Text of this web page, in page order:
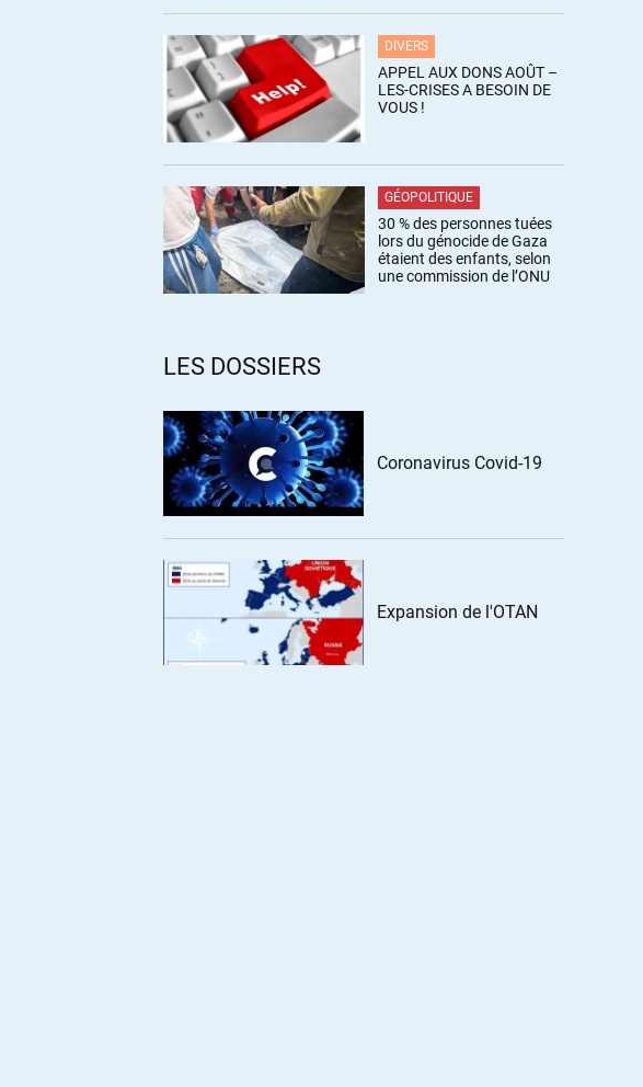
DIVERS
APPEL AUX DONS AOÛT –
LES-CRISES A BESOIN DE
VOUS !
GÉOPOLITIQUE
30 % des personnes tuées
lors du génocide de Gaza
étaient des enfants, selon
une commission de l’ONU
LES DOSSIERS
Coronavirus Covid-19
Expansion de l'OTAN